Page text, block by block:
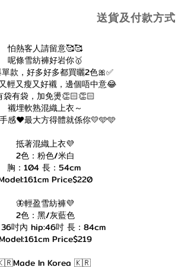
送貨及付款方式
怕熱客人請留意🥰🥰
呢條雪紡褲好岩你🥇
款，好多好多都買曬2色🎀✅
輕又瘦又好襯，邊個唔中意😂
袋有袋，加免燙👏🏻👏🏻
襯埋軟熟混織上衣～
感❤️最大方得體就係你💛🩵🩵
抵著混織上衣💜
2色：粉色/米白
胸：104 長：54cm
Price$220
🦋輕盈雪紡褲💜
2色：黑/灰藍色
吋內 hip:46吋 長：84cm
Price$219
In Korea 🇰🇷